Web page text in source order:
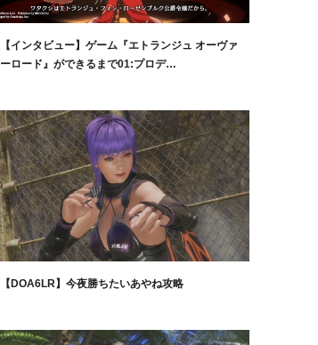
【インタビュー】ゲーム『エトランジュ オーヴァ
ーロード』ができるまで01:プロデ…
【DOA6LR】今夜勝ちたいあやね攻略